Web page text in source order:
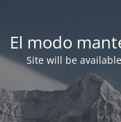
El modo
Site will be